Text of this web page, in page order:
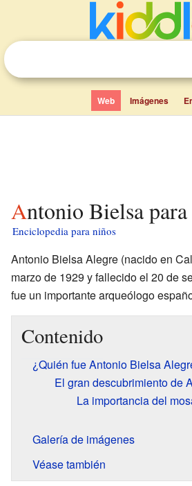
Web Imágenes
Antonio Bielsa
Enciclopedia para niños
Antonio Bielsa Alegre (nacido en
marzo de 1929 y fallecido el 20 de
fue un importante arqueólogo
Contenido
¿Quién fue Antonio Bielsa
El gran descubrimiento de
La importancia del
Galería de imágenes
Véase también